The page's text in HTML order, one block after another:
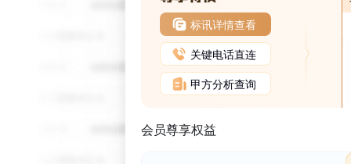
标讯详情查看
关键电话直连
甲方分析查询
会员尊享权益